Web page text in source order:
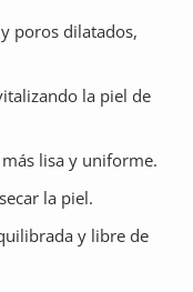
poros dilatados,
la piel de
lisa y uniforme.
la piel.
y libre de